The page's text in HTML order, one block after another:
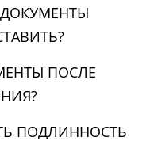
ПОСЛЕ
ПОДЛИННОСТЬ